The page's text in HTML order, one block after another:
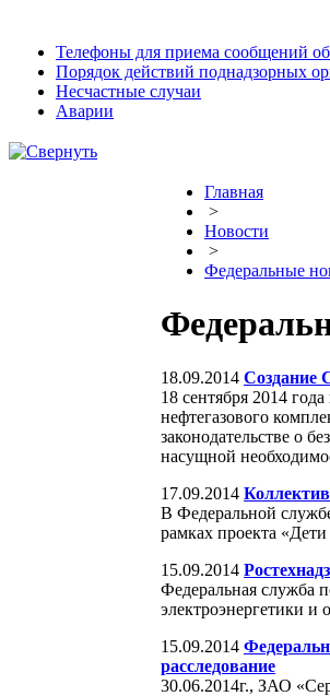
Телефоны для приема сообщений
Порядок действий поднадзорных
Несчастные случаи
Аварии
Главная
>
Новости
>
Федеральные
18.09.2014 Создание
18 сентября 2014
нефтегазового
законодательстве о
насущной
17.09.2014
В Федеральной
рамках проекта «Дети
15.09.2014
Федеральная служба
электроэнергетики и
15.09.2014
расследование
30.06.2014г., ЗАО